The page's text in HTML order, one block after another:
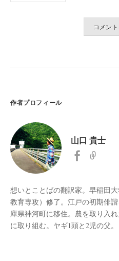
作者プロフィール
山口 貴士
想いとことばの翻訳家。早稲田
教育専攻）修了。江戸の初期俳
庫県神河町に移住。農を取り入
に取り組む。ヤギ1頭と2児の父。